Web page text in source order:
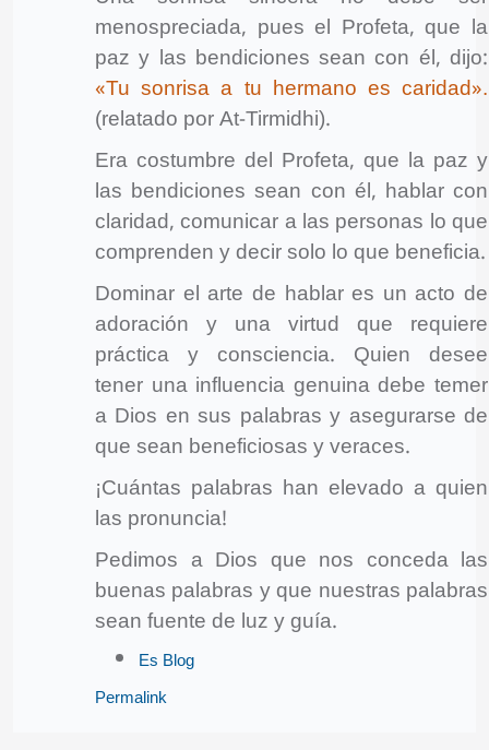
menospreciada, pues el Profeta, que la
paz y las bendiciones sean con él, dijo:
«Tu sonrisa a tu hermano es caridad».
(relatado por At-Tirmidhi).
Era costumbre del Profeta, que la paz y
las bendiciones sean con él, hablar con
claridad, comunicar a las personas lo que
comprenden y decir solo lo que beneficia.
Dominar el arte de hablar es un acto de
adoración y una virtud que requiere
práctica y consciencia. Quien desee
tener una influencia genuina debe temer
a Dios en sus palabras y asegurarse de
que sean beneficiosas y veraces.
¡Cuántas palabras han elevado a quien
las pronuncia!
Pedimos a Dios que nos conceda las
buenas palabras y que nuestras palabras
sean fuente de luz y guía.
Es Blog
Permalink